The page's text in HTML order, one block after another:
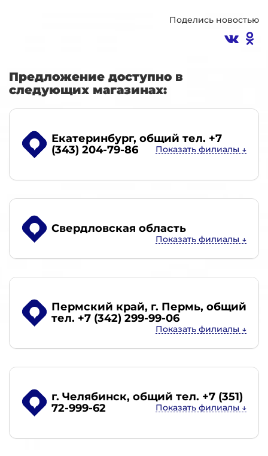
Поделись новостью
Предложение доступно в
следующих магазинах:
Екатеринбург, общий тел. +7
(343) 204-79-86
Свердловская область
Пермский край, г. Пермь, общий
тел. +7 (342) 299-99-06
г. Челябинск, общий тел. +7 (351)
72-999-62